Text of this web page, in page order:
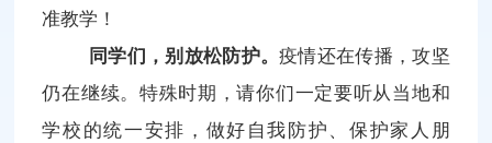
准教学！
同学们，别放松防护。疫情还在传播，攻坚
仍在继续。特殊时期，请你们一定要听从当地和
学校的统一安排，做好自我防护、保护家人朋